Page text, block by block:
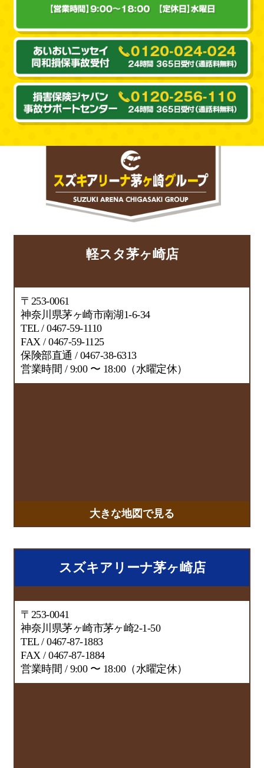
軽スタ茅ヶ崎店
〒253-0061
神奈川県茅ヶ崎市南湖1-6-34
TEL / 0467-59-1110
FAX / 0467-59-1125
保険部直通 / 0467-38-6313
営業時間 / 9:00 〜 18:00（水曜定休）
大きな地図で見る
スズキアリーナ茅ヶ崎店
〒253-0041
神奈川県茅ヶ崎市茅ヶ崎2-1-50
TEL / 0467-87-1883
FAX / 0467-87-1884
営業時間 / 9:00 〜 18:00（水曜定休）